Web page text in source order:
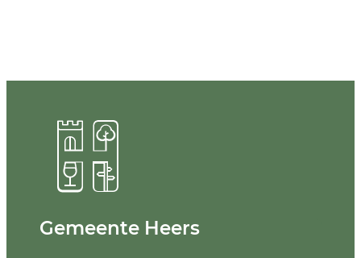
Contact & openingsuren
Gemeente Heers